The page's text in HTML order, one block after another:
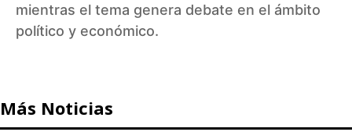
mientras el tema genera debate en el ámbito
político y económico.
Más Noticias